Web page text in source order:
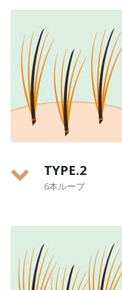
TYPE.2
6本ループ